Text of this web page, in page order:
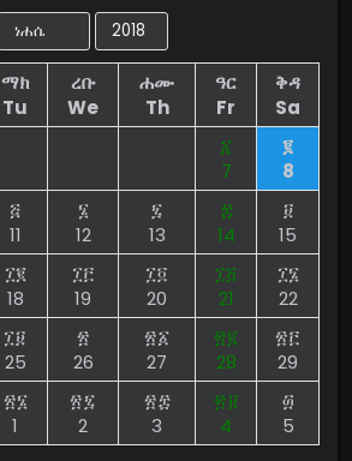
ማክ
Tu
ረቡ
We
ሐሙ
Th
ዓር
Fr
ቅዳ
Sa
፩
7
፪
8
፭
11
፮
12
፯
13
፰
14
፱
15
፲፪
18
፲፫
19
፲፬
20
፲፭
21
፲፮
22
፲፱
25
፳
26
፳፩
27
፳፪
28
፳፫
29
፳፮
1
፳፯
2
፳፰
3
፳፱
4
፴
5